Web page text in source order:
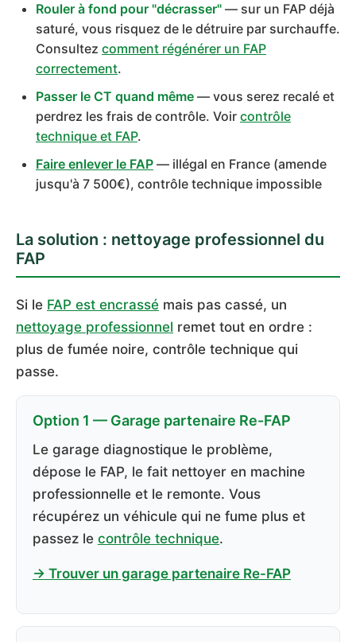
Rouler à fond pour "décrasser" — sur un FAP déjà
saturé, vous risquez de le détruire par surchauffe.
Consultez comment régénérer un FAP
correctement.
Passer le CT quand même — vous serez recalé et
perdrez les frais de contrôle. Voir contrôle
technique et FAP.
Faire enlever le FAP — illégal en France (amende
jusqu'à 7 500€), contrôle technique impossible
La solution : nettoyage professionnel du
FAP
Si le FAP est encrassé mais pas cassé, un
nettoyage professionnel remet tout en ordre :
plus de fumée noire, contrôle technique qui
passe.
Option 1 — Garage partenaire Re-FAP
Le garage diagnostique le problème,
dépose le FAP, le fait nettoyer en machine
professionnelle et le remonte. Vous
récupérez un véhicule qui ne fume plus et
passez le contrôle technique.
→ Trouver un garage partenaire Re-FAP